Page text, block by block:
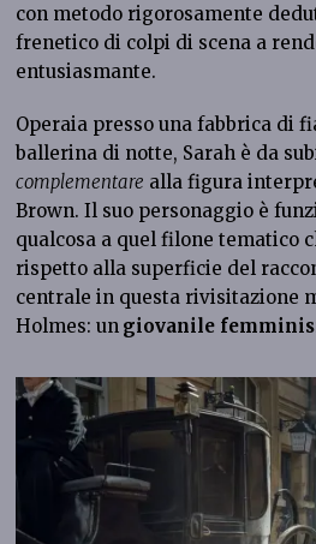
con metodo rigorosamente
frenetico di colpi di scena a
entusiasmante.
Operaia presso una fabbrica di
ballerina di notte, Sarah è da
complementare alla figura
Brown. Il suo personaggio è
qualcosa a quel filone tematico
rispetto alla superficie del
centrale in questa rivisitazione
Holmes: un giovanile